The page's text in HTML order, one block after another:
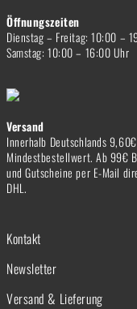
Öffnungszeiten
Dienstag – Freitag: 10:00 –
Samstag: 10:00 – 16:00 Uhr
Versand
Innerhalb Deutschlands
Mindestbestellwert. Ab 99€
und Gutscheine per E-Mail
DHL.
Kontakt
Newsletter
Versand & Lieferung